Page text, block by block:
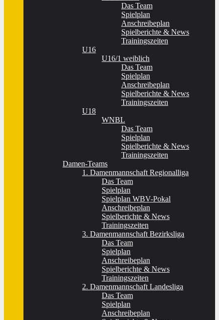
Das Team
Spielplan
Anschreibeplan
Spielberichte & News
Trainingszeiten
U16
U16/1 weiblich
Das Team
Spielplan
Anschreibeplan
Spielberichte & News
Trainingszeiten
U18
WNBL
Das Team
Spielplan
Spielberichte & News
Trainingszeiten
Damen-Teams
1. Damenmannschaft Regionalliga
Das Team
Spielplan
Spielplan WBV-Pokal
Anschreibeplan
Spielberichte & News
Trainingszeiten
3. Damenmannschaft Bezirksliga
Das Team
Spielplan
Anschreibeplan
Spielberichte & News
Trainingszeiten
2. Damenmannschaft Landesliga
Das Team
Spielplan
Anschreibeplan